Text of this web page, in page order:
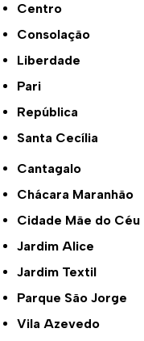
Centro
Consolação
Liberdade
Pari
República
Santa Cecília
Cantagalo
Chácara Maranhão
Cidade Mãe do Céu
Jardim Alice
Jardim Textil
Parque São Jorge
Vila Azevedo